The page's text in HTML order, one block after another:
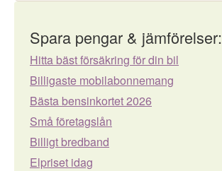
Spara pengar & jämförelser:
Hitta bäst försäkring för din bil
Billigaste mobilabonnemang
Bästa bensinkortet 2026
Små företagslån
Billigt bredband
Elpriset idag